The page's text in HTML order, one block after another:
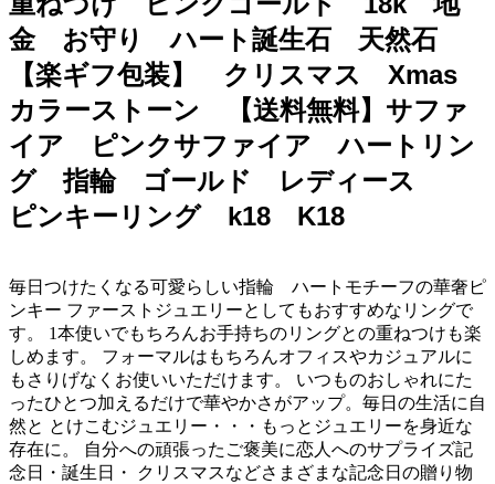
金 お守り ハート誕生石 天然石
【楽ギフ包装】 クリスマス Xmas
カラーストーン 【送料無料】サファ
イア ピンクサファイア ハートリン
グ 指輪 ゴールド レディース
ピンキーリング k18 K18
毎日つけたくなる可愛らしい指輪 ハートモチーフの華奢ピ
ンキー ファーストジュエリーとしてもおすすめなリングで
す。 1本使いでもちろんお手持ちのリングとの重ねつけも楽
しめます。 フォーマルはもちろんオフィスやカジュアルに
もさりげなくお使いいただけます。 いつものおしゃれにた
ったひとつ加えるだけで華やかさがアップ。毎日の生活に自
然と とけこむジュエリー・・・もっとジュエリーを身近な
存在に。 自分への頑張ったご褒美に恋人へのサプライズ記
念日・誕生日・ クリスマスなどさまざまな記念日の贈り物